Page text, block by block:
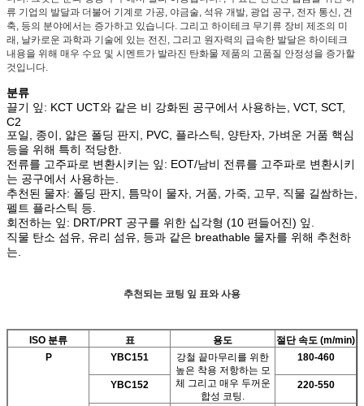
류 기업의 발달과 더불어 기계로 가공, 야금술, 석유 개발, 광업 공구, 전자 통신, 건
축, 등의 분야에서는 증가하고 있습니다. 그리고 하이테크 무기류 장비 제조의 미
래, 날카로운 과학과 기술에 있는 전진, 그리고 원자력의 급속한 발달은 하이테크
내용을 위해 매우 수요 및 시멘트가 발라진 탄화물 제품의 고품질 안정성을 증가할
것입니다.
분류
끌기 잎: KCT UCT와 같은 비 강화된 공구에서 사용하는, VCT, SCT,
C2
포일, 종이, 얇은 폴딩 판지, PVC, 플라스틱, 양탄자, 가벼운 거품 핵심
등을 위해 특히 적당한.
전류를 고주파로 변환시키는 잎: EOT/남비 전류를 고주파로 변환시키
는 공구에서 사용하는.
추천된 물자: 폴딩 판지, 틈막이 물자, 거품, 가죽, 고무, 직물 길쌈하는,
펠트 플라스틱 등.
회전하는 잎: DRT/PRT 공구를 위한 십각형 (10 편들어진) 잎.
직물 탄소 섬유, 유리 섬유, 등과 같은 breathable 물자를 위해 추천하
는.
추천되는 코팅 잎 표와 사용
ISO 분류 표 용도
절단 속도 (m/min)
P
YBC151
강철 끝마무리를 위한
높은 착용 저항하는 모
체 그리고 매우 두꺼운
합성 코팅.
180-460
YBC152 220-550